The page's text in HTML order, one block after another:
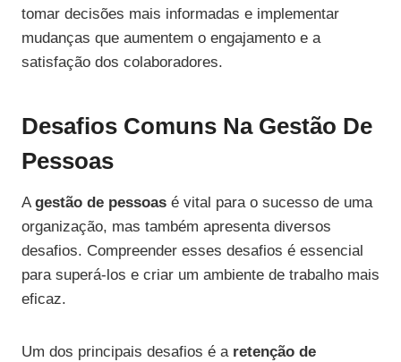
tomar decisões mais informadas e implementar
mudanças que aumentem o engajamento e a
satisfação dos colaboradores.
Desafios Comuns Na Gestão De
Pessoas
Agestão de pessoas é vital para o sucesso de uma
organização, mas também apresenta diversos
desafios. Compreender esses desafios é essencial
para superá-los e criar um ambiente de trabalho mais
eficaz.
Um dos principais desafios é a retenção de